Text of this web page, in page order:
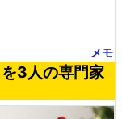
メモ
を3人の専門家